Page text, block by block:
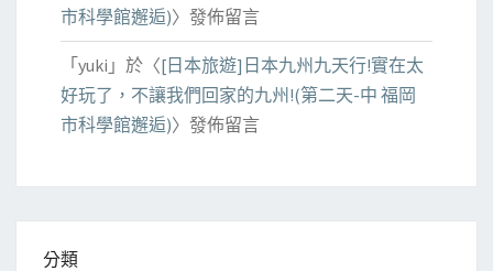
市科學館邂逅)〉發佈留言
「 yuki 」於〈[日本旅遊]日本九州九天行!實在太
好玩了，不讓我們回家的九州!(第二天-中 福岡
市科學館邂逅)〉發佈留言
分類